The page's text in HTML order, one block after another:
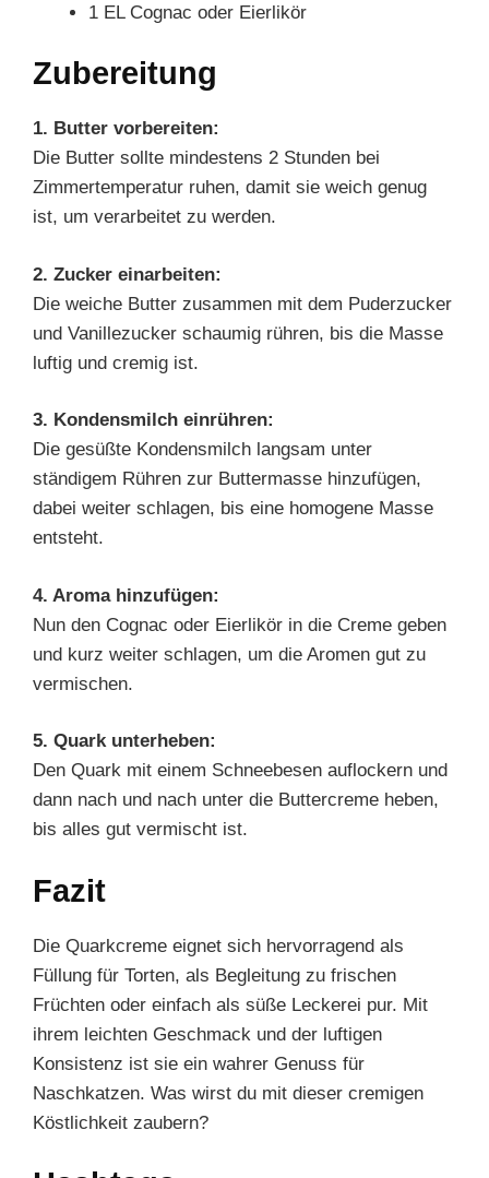
1 EL Cognac oder Eierlikör
Zubereitung
1. Butter vorbereiten:
Die Butter sollte mindestens 2 Stunden bei
Zimmertemperatur ruhen, damit sie weich genug
ist, um verarbeitet zu werden.
2. Zucker einarbeiten:
Die weiche Butter zusammen mit dem Puderzucker
und Vanillezucker schaumig rühren, bis die Masse
luftig und cremig ist.
3. Kondensmilch einrühren:
Die gesüßte Kondensmilch langsam unter
ständigem Rühren zur Buttermasse hinzufügen,
dabei weiter schlagen, bis eine homogene Masse
entsteht.
4. Aroma hinzufügen:
Nun den Cognac oder Eierlikör in die Creme geben
und kurz weiter schlagen, um die Aromen gut zu
vermischen.
5. Quark unterheben:
Den Quark mit einem Schneebesen auflockern und
dann nach und nach unter die Buttercreme heben,
bis alles gut vermischt ist.
Fazit
Die Quarkcreme eignet sich hervorragend als
Füllung für Torten, als Begleitung zu frischen
Früchten oder einfach als süße Leckerei pur. Mit
ihrem leichten Geschmack und der luftigen
Konsistenz ist sie ein wahrer Genuss für
Naschkatzen. Was wirst du mit dieser cremigen
Köstlichkeit zaubern?